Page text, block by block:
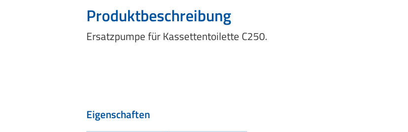
Produktbeschreibung
Ersatzpumpe für Kassettentoilette C250.
Eigenschaften